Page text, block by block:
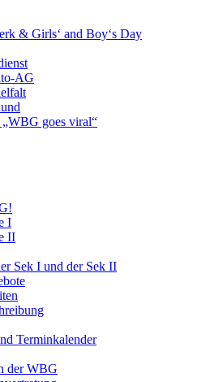
& Girls‘ and Boy‘s Day
AG
„WBG goes viral“
I
II
Sek I und der Sek II
Terminkalender
der WBG